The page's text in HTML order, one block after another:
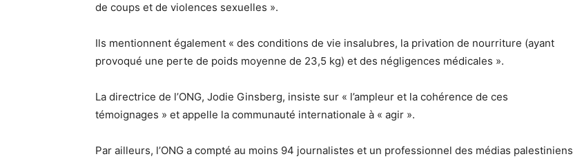
de coups et de violences sexuelles ».
Ils mentionnent également « des conditions de vie insalubres, la privation de nourriture (ayant
provoqué une perte de poids moyenne de 23,5 kg) et des négligences médicales ».
La directrice de l’ONG, Jodie Ginsberg, insiste sur « l’ampleur et la cohérence de ces
témoignages » et appelle la communauté internationale à « agir ».
Par ailleurs, l’ONG a compté au moins 94 journalistes et un professionnel des médias palestiniens